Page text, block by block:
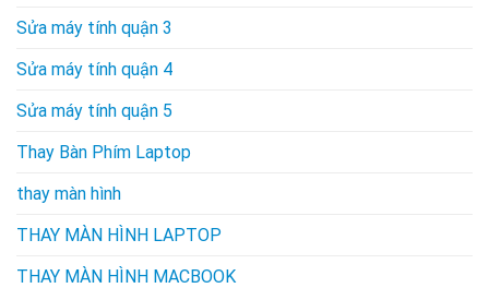
Sửa máy tính quận 3
Sửa máy tính quận 4
Sửa máy tính quận 5
Thay Bàn Phím Laptop
thay màn hình
THAY MÀN HÌNH LAPTOP
THAY MÀN HÌNH MACBOOK